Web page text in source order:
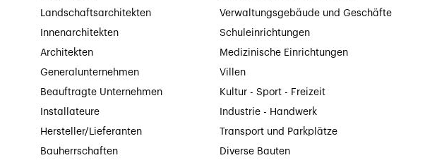
Landschaftsarchitekten
Innenarchitekten
Architekten
Generalunternehmen
Beauftragte Unternehmen
Installateure
Hersteller/Lieferanten
Bauherrschaften
Verwaltungsgebäude und Geschäfte
Schuleinrichtungen
Medizinische Einrichtungen
Villen
Kultur - Sport - Freizeit
Industrie - Handwerk
Transport und Parkplätze
Diverse Bauten